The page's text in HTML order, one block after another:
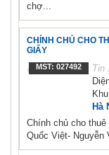
chợ...
CHÍNH CHỦ CHO
GIẤY
MST: 027492 Tin
Hà
Chính chủ cho thuê
Quốc Việt- Nguyễn